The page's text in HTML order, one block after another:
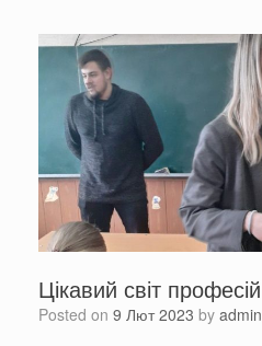
Цікавий світ професій
Posted on 9 Лют 2023 by admin